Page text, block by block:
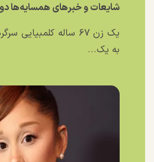
شایعات و خبر‌های همسایه‌ها
یک زن ۶۷ ساله
به یک...